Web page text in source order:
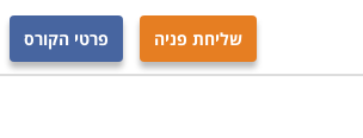
מעגלי פיקוד פנאומטיים וחותכי אות.
הבסיסיים אורכים בדרך כלל כעשרה
שליחת פניה פרטי הקורס